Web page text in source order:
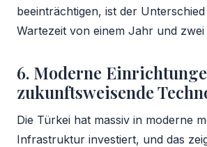
beeinträchtigen, ist der
Wartezeit von einem Jahr und
6. Moderne
zukunftsweisende
Die Türkei hat massiv in moderne
Infrastruktur investiert, und das